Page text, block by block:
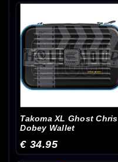
Takoma XL Ghost Chris
Dobey Wallet
€ 34.95